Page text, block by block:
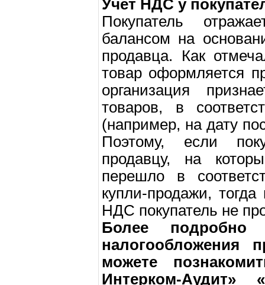
Учет НДС у
Покупатель
балансом на
продавца. Как
товар оформляется
организация
товаров, в
(например, на дату
Поэтому, если
продавцу, на
перешло в
купли-продажи,
НДС покупатель не
Более
налогообложения
можете
Интерком-Аудит»